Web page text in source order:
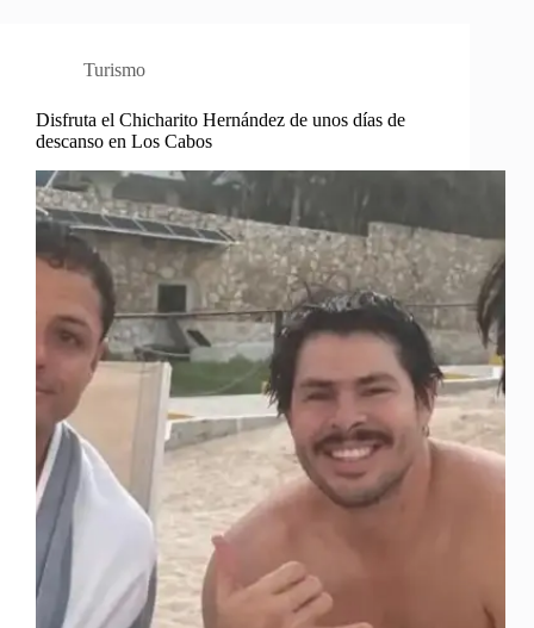
Turismo
Disfruta el Chicharito Hernández de unos días de
descanso en Los Cabos